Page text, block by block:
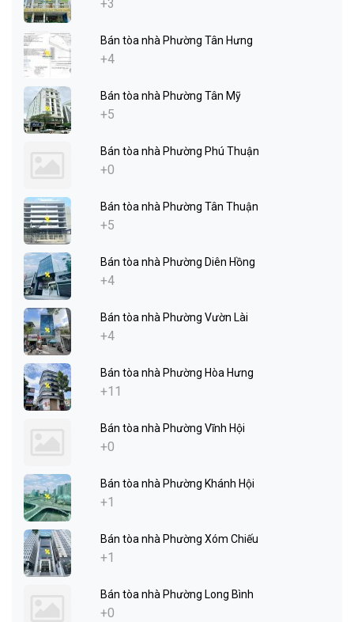
+3
Bán tòa nhà Phường Tân Hưng
+4
Bán tòa nhà Phường Tân Mỹ
+5
Bán tòa nhà Phường Phú Thuận
+0
Bán tòa nhà Phường Tân Thuận
+5
Bán tòa nhà Phường Diên Hồng
+4
Bán tòa nhà Phường Vườn Lài
+4
Bán tòa nhà Phường Hòa Hưng
+11
Bán tòa nhà Phường Vĩnh Hội
+0
Bán tòa nhà Phường Khánh Hội
+1
Bán tòa nhà Phường Xóm Chiếu
+1
Bán tòa nhà Phường Long Bình
+0